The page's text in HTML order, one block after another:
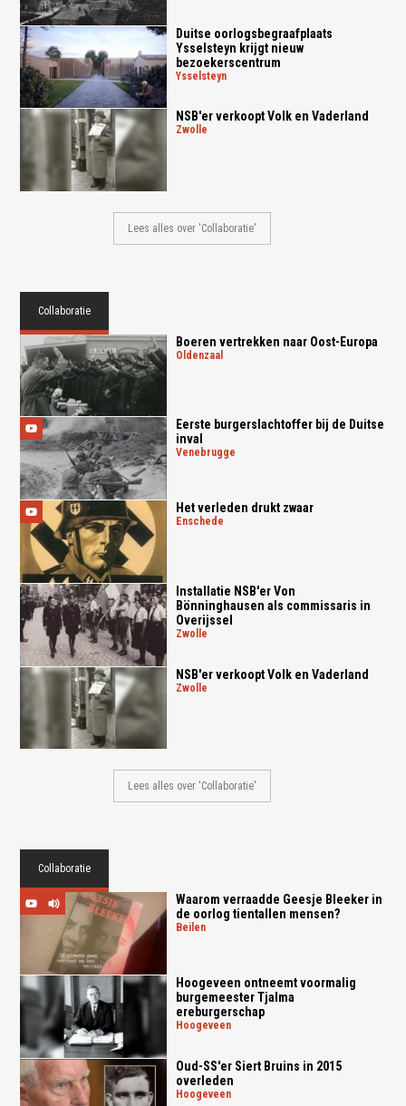
Duitse oorlogsbegraafplaats
Ysselsteyn krijgt nieuw
bezoekerscentrum
ysselsteyn
NSB'er verkoopt Volk en Vaderland
zwolle
Lees alles over 'Collaboratie'
Collaboratie
Boeren vertrekken naar Oost-Europa
oldenzaal
Eerste burgerslachtoffer bij de Duitse
inval
venebrugge
Het verleden drukt zwaar
enschede
Installatie NSB'er Von
Bönninghausen als commissaris in
Overijssel
zwolle
NSB'er verkoopt Volk en Vaderland
zwolle
Lees alles over 'Collaboratie'
Collaboratie
Waarom verraadde Geesje Bleeker in
de oorlog tientallen mensen?
beilen
Hoogeveen ontneemt voormalig
burgemeester Tjalma
ereburgerschap
hoogeveen
Oud-SS'er Siert Bruins in 2015
overleden
hoogeveen